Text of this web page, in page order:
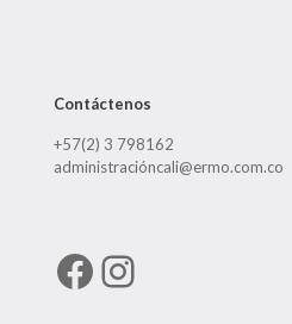
Contáctenos
+57(2) 3 798162
administracióncali@ermo.com.co
Facebook
Instagram